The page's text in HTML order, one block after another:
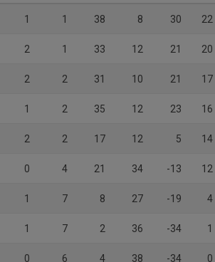
1 1 38 8 30 22
2 1 33 12 21 20
2 2 31 10 21 17
1 2 35 12 23 16
2 2 17 12 5 14
0 4 21 34 -13 12
1 7 8 27 -19 4
1 7 2 36 -34 1
0 6 4 38 -34 0